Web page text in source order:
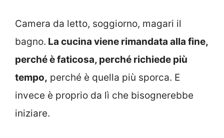
Camera da letto, soggiorno, magari il
bagno. La cucina viene rimandata alla fine,
perché è faticosa, perché richiede più
tempo, perché è quella più sporca. E
invece è proprio da lì che bisognerebbe
iniziare.